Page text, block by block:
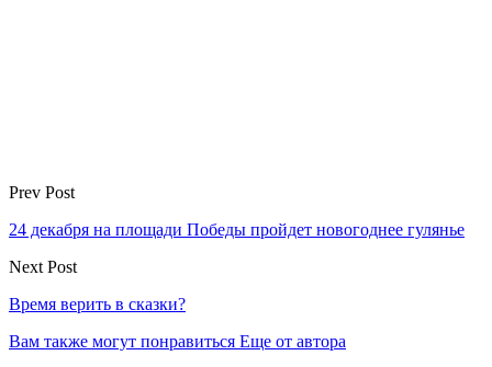
Prev Post
24 декабря на площади Победы пройдет новогоднее гулянье
Next Post
Время верить в сказки?
Вам также могут понравиться Еще от автора